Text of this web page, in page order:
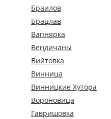
Браилов
Брацлав
Вапнярка
Вендичаны
Вийтовка
Винница
Винницкие Хутора
Вороновица
Гавришовка